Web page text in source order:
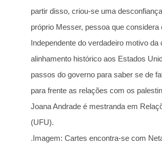
partir disso, criou-se uma
próprio Messer, pessoa que considera
Independente do verdadeiro motivo
alinhamento histórico aos Estados
passos do governo para saber se de
para frente as relações com os
Joana Andrade é mestranda em
(UFU).
.Imagem: Cartes encontra-se com